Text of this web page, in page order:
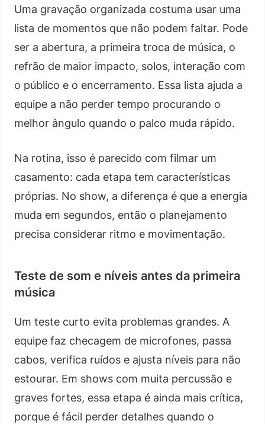
Uma gravação organizada costuma usar uma
lista de momentos que não podem faltar. Pode
ser a abertura, a primeira troca de música, o
refrão de maior impacto, solos, interação com
o público e o encerramento. Essa lista ajuda a
equipe a não perder tempo procurando o
melhor ângulo quando o palco muda rápido.
Na rotina, isso é parecido com filmar um
casamento: cada etapa tem características
próprias. No show, a diferença é que a energia
muda em segundos, então o planejamento
precisa considerar ritmo e movimentação.
Teste de som e níveis antes da primeira
música
Um teste curto evita problemas grandes. A
equipe faz checagem de microfones, passa
cabos, verifica ruídos e ajusta níveis para não
estourar. Em shows com muita percussão e
graves fortes, essa etapa é ainda mais crítica,
porque é fácil perder detalhes quando o